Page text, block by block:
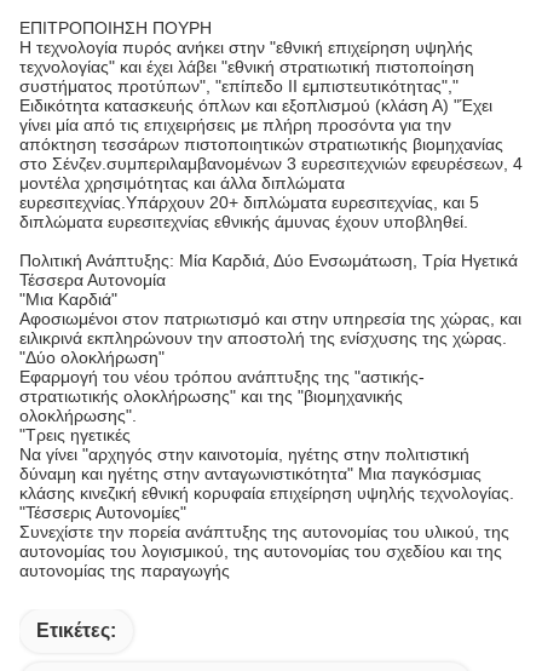
ΕΠΙΤΡΟΠΟΙΗΣΗ ΠΟΥΡΗ
Η τεχνολογία πυρός ανήκει στην "εθνική επιχείρηση υψηλής
τεχνολογίας" και έχει λάβει "εθνική στρατιωτική πιστοποίηση
συστήματος προτύπων", "επίπεδο II εμπιστευτικότητας","
Ειδικότητα κατασκευής όπλων και εξοπλισμού (κλάση Α) "Έχει
γίνει μία από τις επιχειρήσεις με πλήρη προσόντα για την
απόκτηση τεσσάρων πιστοποιητικών στρατιωτικής βιομηχανίας
στο Σένζεν.συμπεριλαμβανομένων 3 ευρεσιτεχνιών εφευρέσεων, 4
μοντέλα χρησιμότητας και άλλα διπλώματα
ευρεσιτεχνίας.Υπάρχουν 20+ διπλώματα ευρεσιτεχνίας, και 5
διπλώματα ευρεσιτεχνίας εθνικής άμυνας έχουν υποβληθεί.
Πολιτική Ανάπτυξης: Μία Καρδιά, Δύο Ενσωμάτωση, Τρία Ηγετικά
Τέσσερα Αυτονομία
"Μια Καρδιά"
Αφοσιωμένοι στον πατριωτισμό και στην υπηρεσία της χώρας, και
ειλικρινά εκπληρώνουν την αποστολή της ενίσχυσης της χώρας.
"Δύο ολοκλήρωση"
Εφαρμογή του νέου τρόπου ανάπτυξης της "αστικής-
στρατιωτικής ολοκλήρωσης" και της "βιομηχανικής
ολοκλήρωσης".
"Τρεις ηγετικές
Να γίνει "αρχηγός στην καινοτομία, ηγέτης στην πολιτιστική
δύναμη και ηγέτης στην ανταγωνιστικότητα" Μια παγκόσμιας
κλάσης κινεζική εθνική κορυφαία επιχείρηση υψηλής τεχνολογίας.
"Τέσσερις Αυτονομίες"
Συνεχίστε την πορεία ανάπτυξης της αυτονομίας του υλικού, της
αυτονομίας του λογισμικού, της αυτονομίας του σχεδίου και της
αυτονομίας της παραγωγής
Ετικέτες: